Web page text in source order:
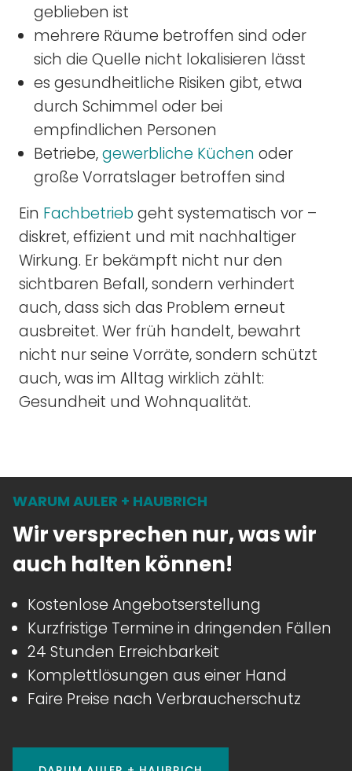
geblieben ist
mehrere Räume betroffen sind oder
sich die Quelle nicht lokalisieren lässt
es gesundheitliche Risiken gibt, etwa
durch Schimmel oder bei
empfindlichen Personen
Betriebe,gewerbliche Küchen oder
große Vorratslager betroffen sind
Ein Fachbetrieb geht systematisch vor –
diskret, effizient und mit nachhaltiger
Wirkung. Er bekämpft nicht nur den
sichtbaren Befall, sondern verhindert
auch, dass sich das Problem erneut
ausbreitet. Wer früh handelt, bewahrt
nicht nur seine Vorräte, sondern schützt
auch, was im Alltag wirklich zählt:
Gesundheit und Wohnqualität.
WARUM AULER + HAUBRICH
Wir versprechen nur, was wir
auch halten können!
Kostenlose Angebotserstellung
Kurzfristige Termine in dringenden Fällen
24 Stunden Erreichbarkeit
Komplettlösungen aus einer Hand
Faire Preise nach Verbraucherschutz